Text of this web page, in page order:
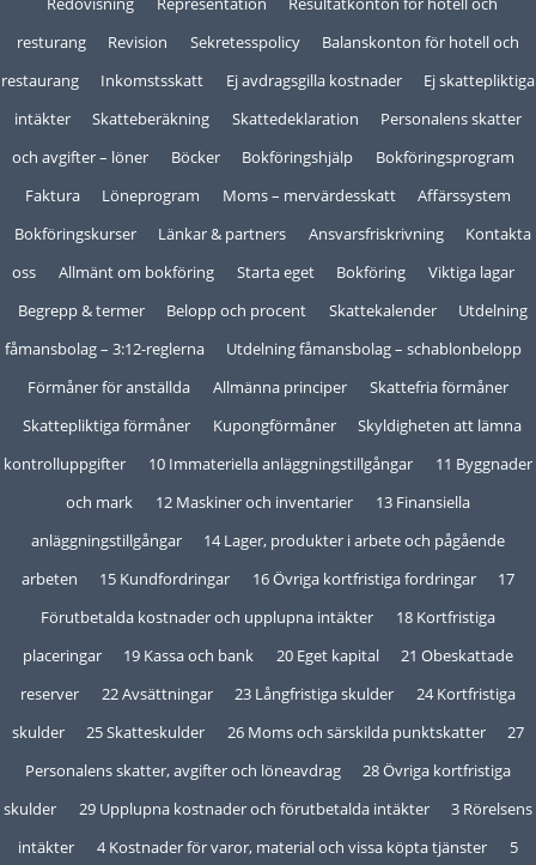
resturang
Revision Sekretesspolicy
Balanskonton för hotell och
restaurang
Inkomstsskatt Ej avdragsgilla kostnader
Ej skattepliktiga
intäkter
Skatteberäkning Skattedeklaration
Personalens skatter
och avgifter – löner
Böcker Bokföringshjälp
Bokföringsprogram
Faktura
Löneprogram Moms – mervärdesskatt
Affärssystem
Bokföringskurser
Länkar & partners Ansvarsfriskrivning
Kontakta
oss
Allmänt om bokföring Starta eget Bokföring
Viktiga lagar
Begrepp & termer
Belopp och procent Skattekalender
Utdelning
fåmansbolag – 3:12-reglerna
Utdelning fåmansbolag – schablonbelopp
Förmåner för anställda
Allmänna principer
Skattefria förmåner
Skattepliktiga förmåner
Kupongförmåner
Skyldigheten att lämna
kontrolluppgifter
10 Immateriella anläggningstillgångar
11 Byggnader
och mark
12 Maskiner och inventarier
13 Finansiella
anläggningstillgångar
14 Lager, produkter i arbete och pågående
arbeten
15 Kundfordringar 16 Övriga kortfristiga fordringar
17
Förutbetalda kostnader och upplupna intäkter
18 Kortfristiga
placeringar
19 Kassa och bank 20 Eget kapital
21 Obeskattade
reserver
22 Avsättningar 23 Långfristiga skulder
24 Kortfristiga
skulder
25 Skatteskulder 26 Moms och särskilda punktskatter
27
Personalens skatter, avgifter och löneavdrag
28 Övriga kortfristiga
skulder
29 Upplupna kostnader och förutbetalda intäkter
3 Rörelsens
intäkter
4 Kostnader för varor, material och vissa köpta tjänster 5